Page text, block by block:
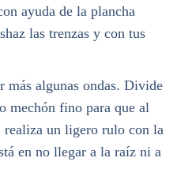
ayuda de la plancha
las trenzas y con tus
más algunas ondas. Divide
mechón fino para que al
realiza un ligero rulo con la
en no llegar a la raíz ni a